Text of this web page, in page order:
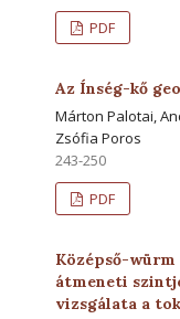
PDF
Az Ínség-kő
Márton Palotai,
Zsófia Poros
243-250
PDF
Középső-
átmeneti
vizsgálata a